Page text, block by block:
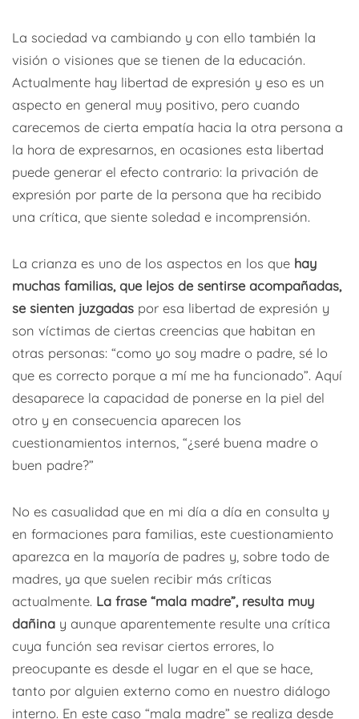
La sociedad va cambiando y con ello también la
visión o visiones que se tienen de la educación.
Actualmente hay libertad de expresión y eso es un
aspecto en general muy positivo, pero cuando
carecemos de cierta empatía hacia la otra persona a
la hora de expresarnos, en ocasiones esta libertad
puede generar el efecto contrario: la privación de
expresión por parte de la persona que ha recibido
una crítica, que siente soledad e incomprensión.
La crianza es uno de los aspectos en los que hay
muchas familias, que lejos de sentirse acompañadas,
se sienten juzgadas por esa libertad de expresión y
son víctimas de ciertas creencias que habitan en
otras personas: “como yo soy madre o padre, sé lo
que es correcto porque a mí me ha funcionado”. Aquí
desaparece la capacidad de ponerse en la piel del
otro y en consecuencia aparecen los
cuestionamientos internos, “¿seré buena madre o
buen padre?”
No es casualidad que en mi día a día en consulta y
en formaciones para familias, este cuestionamiento
aparezca en la mayoría de padres y, sobre todo de
madres, ya que suelen recibir más críticas
actualmente. La frase “mala madre”, resulta muy
dañina y aunque aparentemente resulte una crítica
cuya función sea revisar ciertos errores, lo
preocupante es desde el lugar en el que se hace,
tanto por alguien externo como en nuestro diálogo
interno. En este caso “mala madre” se realiza desde